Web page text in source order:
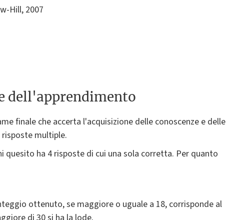
Hill, 2007
dell'apprendimento
finale che accerta l'acquisizione delle conoscenze e delle
multiple.
ha 4 risposte di cui una sola corretta. Per quanto
ottenuto, se maggiore o uguale a 18, corrisponde al